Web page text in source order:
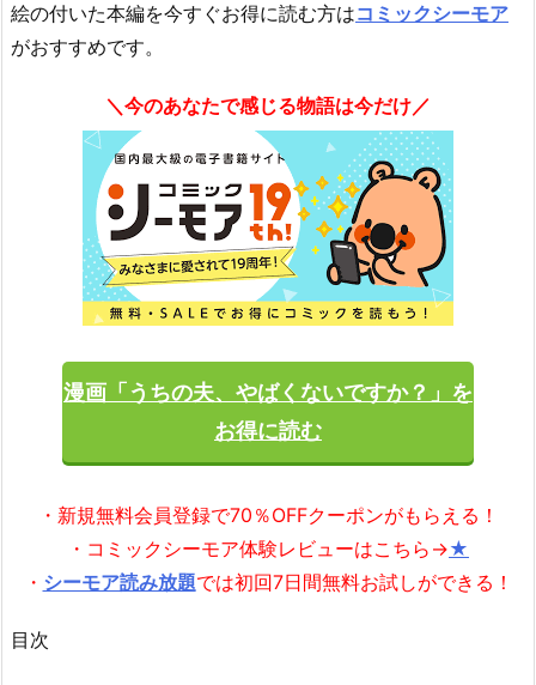
絵の付いた本編を今すぐお得に読む方はコミックシーモア
がおすすめです。
＼今のあなたで感じる物語は今だけ／
漫画「うちの夫、やばくないですか？」を
お得に読む
・新規無料会員登録で70％OFFクーポンがもらえる！
・コミックシーモア体験レビューはこちら→★
・ シーモア読み放題では初回7日間無料お試しができる！
目次